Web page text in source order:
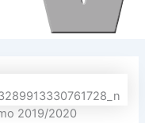
2019/2020